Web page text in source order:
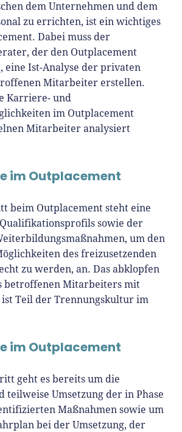
dem Unternehmen und dem
zu errichten, ist ein wichtiges
Dabei muss der
der den Outplacement
eine Ist-Analyse der privaten
Mitarbeiter erstellen.
Karriere- und
im Outplacement
Mitarbeiter analysiert
im Outplacement
beim Outplacement steht eine
sowie der
um den
des freizusetzenden
zu werden, an. Das abklopfen
betroffenen Mitarbeiters mit
ist Teil der Trennungskultur im
im Outplacement
geht es bereits um die
teilweise Umsetzung der in Phase
Maßnahmen sowie um
bei der Umsetzung, der